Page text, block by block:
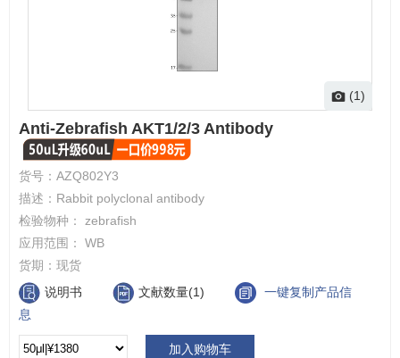
(1)
Anti-Zebrafish AKT1/2/3 Antibody
货号： AZQ802Y3
描述： Rabbit polyclonal antibody
检验物种： zebrafish
应用范围： WB
货期： 现货
说明书
文献数量(1)
一键复制产品信
息
加入购物车